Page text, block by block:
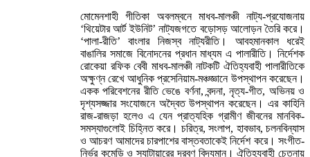
মোমেনশাহী গীতিকা অবলম্বনে মাধব-মালঞ্চী নাট্য-প্রযোজনায়
‘থিয়েটার আর্ট ইউনিট’ নাট্যজগতে বড়োসড় আলোড়ন তৈরি করে।
‘পালা-রীতি’ বাংলার নিজস্ব নাট্যরীতি। আবহমানকাল ধরেই
বাঙালির সমাজে বিনোদনের প্রধান মাধ্যম এ পালারীতি। নির্দেশক
রোকেয়া রফিক বেবী মাধব-মালঞ্চী নাটকটি ঐতিহ্যবাহী পালারীতিকে
অক্ষুণ্ন রেখে আধুনিক প্রসেনিয়াম-মঞ্চজ্ঞানে উপস্থাপন করেছেন।
একক পরিবেশনের রীতি ভেঙে বর্ণনা, বন্দনা, নৃত্য-গীত, অভিনয় ও
দৃশ্যসজ্জার সংযোজনে অদ্বৈত উপস্থাপন করেছেন। এর কাহিনি
রাজ-রাজড়া হলেও এ যেন প্রাত্যহিক গ্রামীণ জীবনের মানবিক-
সমস্যাগুলোই চিহ্নিত করে। চরিত্র, সংলাপ, হাবভাব, চলনবিন্যাস
ও আচরণ আমাদের চারপাশের বাস্তবতাকেই নির্দেশ করে। সংগীত-
নির্ভর কমেডি ও স্যাটায়ারের দ্রবণ বিদ্যমান। ঐতিহ্যবাহী চেতনায়